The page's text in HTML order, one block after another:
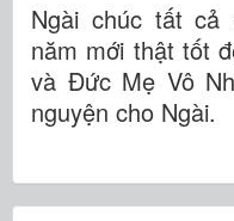
Ngài chúc tất cả
năm mới thật tốt
và Đức Mẹ Vô
nguyện cho Ngài.